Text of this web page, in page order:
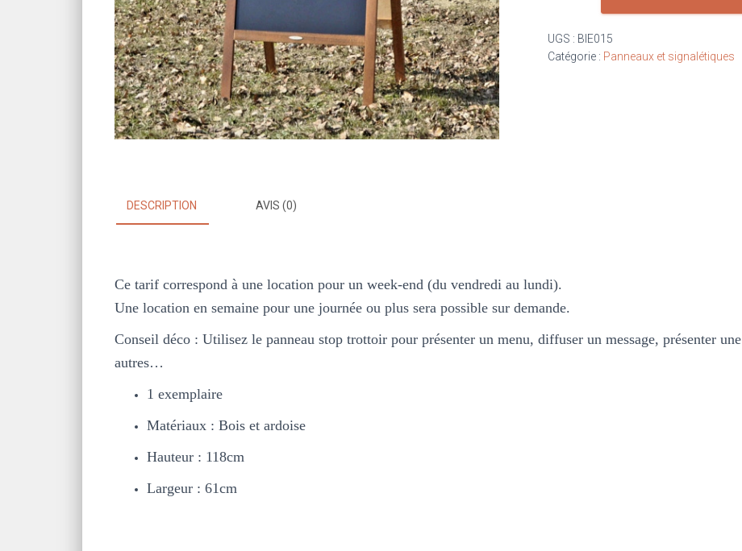
trottoir
UGS : BIE015
Catégorie : Panneaux et signalétiques
DESCRIPTION AVIS (0)
Ce tarif correspond à une location pour un week-end (du vendredi au lundi).
Une location en semaine pour une journée ou plus sera possible sur demande.
Conseil déco : Utilisez le panneau stop trottoir pour présenter un menu, diffuser un message, présenter
autres…
1 exemplaire
Matériaux : Bois et ardoise
Hauteur : 118cm
Largeur : 61cm